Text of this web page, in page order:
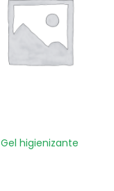
Gel higienizante